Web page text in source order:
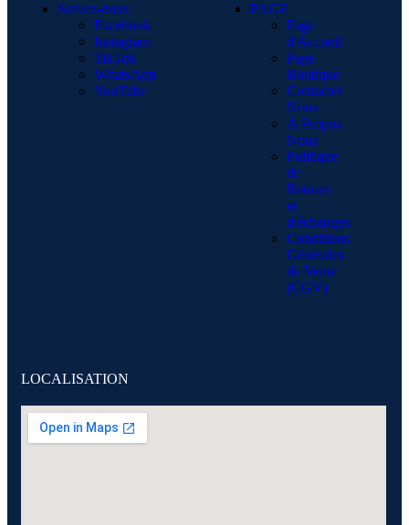
Suivez-nous
Facebook
Instagram
TikTok
WhatsApp
YouTube
PAGE
Page
d'Accueil
Page
Boutique
Contacter
Nous
À Propos
Nous
Politique
de
Retours
et
d'échanges
Conditions
Générales
de Vente
(CGV)
LOCALISATION